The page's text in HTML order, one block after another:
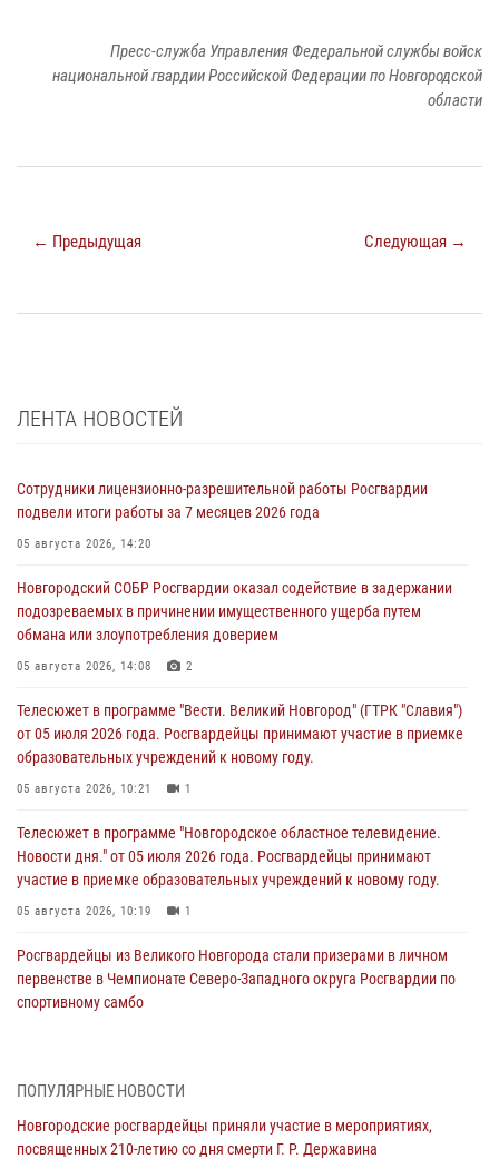
Пресс-служба Управления Федеральной службы войск
национальной гвардии Российской Федерации по Новгородской
области
← Предыдущая Следующая →
ЛЕНТА НОВОСТЕЙ
Сотрудники лицензионно-разрешительной работы Росгвардии
подвели итоги работы за 7 месяцев 2026 года
05 августа 2026, 14:20
Новгородский СОБР Росгвардии оказал содействие в задержании
подозреваемых в причинении имущественного ущерба путем
обмана или злоупотребления доверием
05 августа 2026, 14:08 2
Телесюжет в программе "Вести. Великий Новгород" (ГТРК "Славия")
от 05 июля 2026 года. Росгвардейцы принимают участие в приемке
образовательных учреждений к новому году.
05 августа 2026, 10:21 1
Телесюжет в программе "Новгородское областное телевидение.
Новости дня." от 05 июля 2026 года. Росгвардейцы принимают
участие в приемке образовательных учреждений к новому году.
05 августа 2026, 10:19 1
Росгвардейцы из Великого Новгорода стали призерами в личном
первенстве в Чемпионате Северо-Западного округа Росгвардии по
спортивному самбо
детского лагеря
04 августа 2026, 09:13 5
ПОПУЛЯРНЫЕ НОВОСТИ
Новгородские росгвардейцы приняли участие в мероприятиях,
посвященных 210-летию со дня смерти Г. Р. Державина